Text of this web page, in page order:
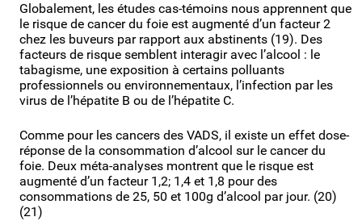
Globalement, les études cas-témoins nous apprennent que
le risque de cancer du foie est augmenté d’un facteur 2
chez les buveurs par rapport aux abstinents (19). Des
facteurs de risque semblent interagir avec l’alcool : le
tabagisme, une exposition à certains polluants
professionnels ou environnementaux, l’infection par les
virus de l’hépatite B ou de l’hépatite C.
Comme pour les cancers des VADS, il existe un effet dose-
réponse de la consommation d’alcool sur le cancer du
foie. Deux méta-analyses montrent que le risque est
augmenté d’un facteur 1,2; 1,4 et 1,8 pour des
consommations de 25, 50 et 100g d’alcool par jour. (20)
(21)